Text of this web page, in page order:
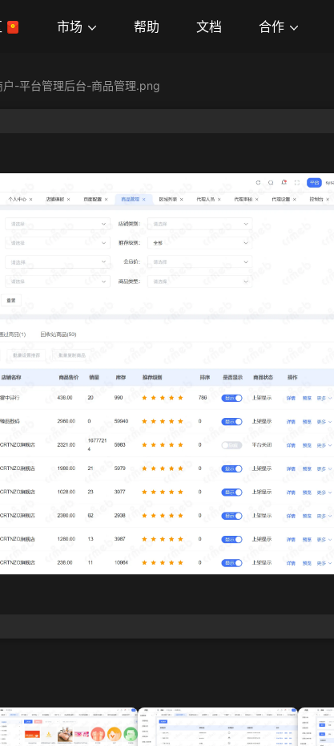
市场 帮助 文档 合作
户-平台管理后台-商品管理.png